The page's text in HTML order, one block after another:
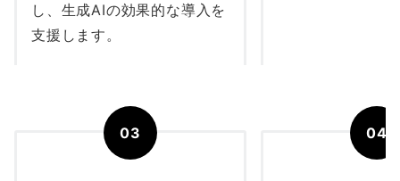
し、生成AIの効果的な導入を
支援します。
03 04